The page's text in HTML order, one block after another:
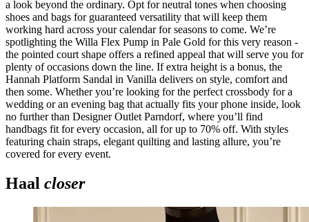
a look beyond the ordinary. Opt for neutral tones when choosing
shoes and bags for guaranteed versatility that will keep them
working hard across your calendar for seasons to come. We’re
spotlighting the Willa Flex Pump in Pale Gold for this very reason -
the pointed court shape offers a refined appeal that will serve you for
plenty of occasions down the line. If extra height is a bonus, the
Hannah Platform Sandal in Vanilla delivers on style, comfort and
then some. Whether you’re looking for the perfect crossbody for a
wedding or an evening bag that actually fits your phone inside, look
no further than Designer Outlet Parndorf, where you’ll find
handbags fit for every occasion, all for up to 70% off. With styles
featuring chain straps, elegant quilting and lasting allure, you’re
covered for every event.
Haal closer